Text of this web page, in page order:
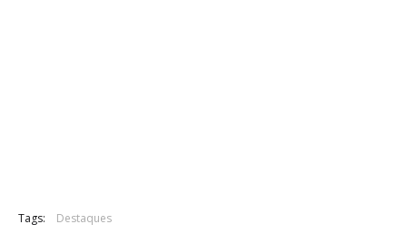
Tags: Destaques